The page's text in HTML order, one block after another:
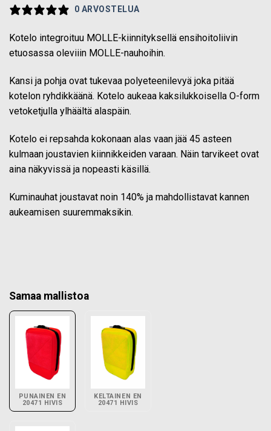
0 ARVOSTELUA
Kotelo integroituu MOLLE-kiinnityksellä ensihoitoliivin
etuosassa oleviiin MOLLE-nauhoihin.
Kansi ja pohja ovat tukevaa polyeteenilevyä joka pitää
kotelon ryhdikkäänä. Kotelo aukeaa kaksilukkoisella O-form
vetoketjulla ylhäältä alaspäin.
Kotelo ei repsahda kokonaan alas vaan jää 45 asteen
kulmaan joustavien kiinnikkeiden varaan. Näin tarvikeet ovat
aina näkyvissä ja nopeasti käsillä.
Kuminauhat joustavat noin 140% ja mahdollistavat kannen
aukeamisen suuremmaksikin.
Samaa mallistoa
PUNAINEN EN
20471 HIVIS
KELTAINEN EN
20471 HIVIS